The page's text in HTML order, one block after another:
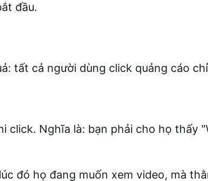
đầu.
tất cả người dùng click quảng cáo
click. Nghĩa là: bạn phải cho họ thấy
đó họ đang muốn xem video, mà